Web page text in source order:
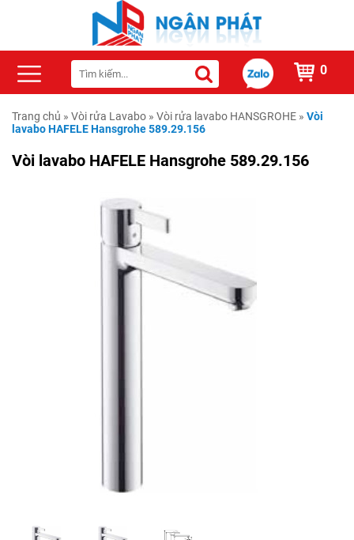
0
Trang chủ » Vòi rửa Lavabo » Vòi rửa lavabo HANSGROHE » Vòi
lavabo HAFELE Hansgrohe 589.29.156
Vòi lavabo HAFELE Hansgrohe 589.29.156